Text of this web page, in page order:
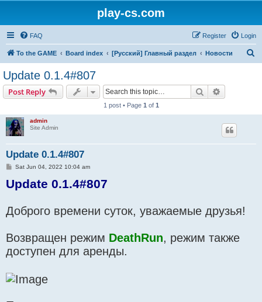
play-cs.com
FAQ Login
Register
To the GAME Board index [Русский] Главный раздел Новости
Update 0.1.4#807
Post Reply Search
1 post • Page 1 of 1
admin
Site Admin
Update 0.1.4#807
P
s
t
Sat Jun 04, 2022 10:04 am
Update 0.1.4#807
Доброго времени суток, уважаемые друзья!
Возвращен режим DeathRun, режим также
доступен для аренды.